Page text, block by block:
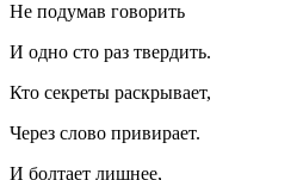
Не подумав говорить
И одно сто раз твердить.
Кто секреты раскрывает,
Через слово привирает.
И болтает лишнее,